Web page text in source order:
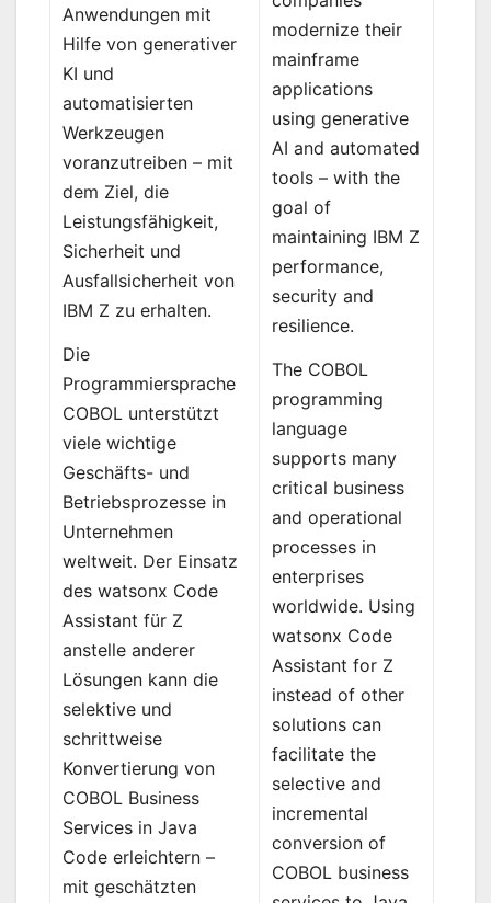
Anwendungen mit
Hilfe von generativer
KI und
automatisierten
Werkzeugen
voranzutreiben – mit
dem Ziel, die
Leistungsfähigkeit,
Sicherheit und
Ausfallsicherheit von
IBM Z zu erhalten.
Die
Programmiersprache
COBOL unterstützt
viele wichtige
Geschäfts- und
Betriebsprozesse in
Unternehmen
weltweit. Der Einsatz
des watsonx Code
Assistant für Z
anstelle anderer
Lösungen kann die
selektive und
schrittweise
Konvertierung von
COBOL Business
Services in Java
Code erleichtern –
mit geschätzten
modernize their
mainframe
applications
using generative
AI and automated
tools – with the
goal of
maintaining IBM Z
performance,
security and
resilience.
The COBOL
programming
language
supports many
critical business
and operational
processes in
enterprises
worldwide. Using
watsonx Code
Assistant for Z
instead of other
solutions can
facilitate the
selective and
incremental
conversion of
COBOL business